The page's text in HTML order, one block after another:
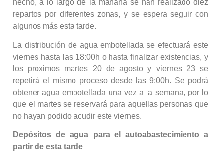
hecho, a lo largo de la mañana se han realizado diez
repartos por diferentes zonas, y se espera seguir con
algunos más esta tarde.
La distribución de agua embotellada se efectuará este
viernes hasta las 18:00h o hasta finalizar existencias, y
los próximos martes 20 de agosto y viernes 23 se
repetirá el mismo proceso desde las 9:00h. Se podrá
obtener agua embotellada una vez a la semana, por lo
que el martes se reservará para aquellas personas que
no hayan podido acudir este viernes.
Depósitos de agua para el autoabastecimiento a
partir de esta tarde